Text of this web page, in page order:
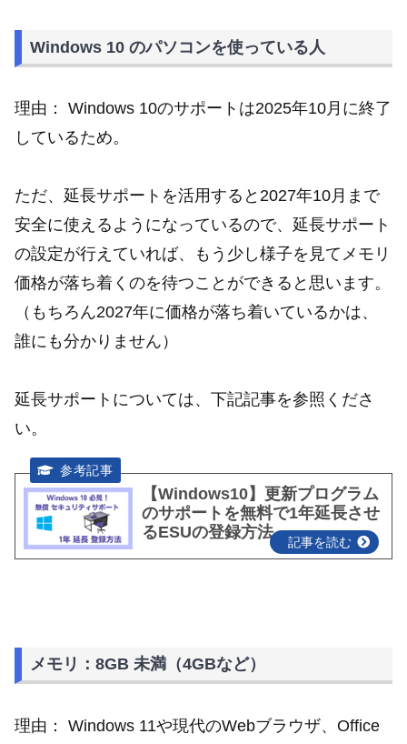
Windows 10 のパソコンを使っている人
理由： Windows 10のサポートは2025年10月に終了
しているため。
ただ、延長サポートを活用すると2027年10月まで
安全に使えるようになっているので、延長サポート
の設定が行えていれば、もう少し様子を見てメモリ
価格が落ち着くのを待つことができると思います。
（もちろん2027年に価格が落ち着いているかは、
誰にも分かりません）
延長サポートについては、下記記事を参照くださ
い。
【Windows10】更新プログラム
のサポートを無料で1年延長させ
るESUの登録方法
メモリ：8GB 未満（4GBなど）
理由： Windows 11や現代のWebブラウザ、Office